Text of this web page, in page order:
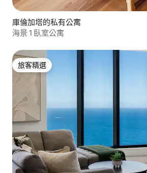
庫倫加塔的私有公寓
海景 1 臥室公寓
旅客精選
旅客精選